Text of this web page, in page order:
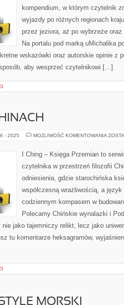
kompendium, w którym czytelnik
wyjazdy po różnych regionach
przez jeziora, aż po wybrzeże
Na portalu pod marką uMichalika
wskazówki oraz autorskie opinie z
aby wesprzeć czytelnikowi […]
- 2025 MOŻLIWOŚĆ KOMENTOWANIA
I Ching – Księga Przemian to
czytelnika w przestrzeń filozofii
odniesienia, gdzie starochińska
współczesną wrażliwością, a
codziennym kompasem w
Polecamy Chińskie wynalazki i
jako tajemniczy relikt, lecz jako
tu komentarze heksagramów,
MORSKI